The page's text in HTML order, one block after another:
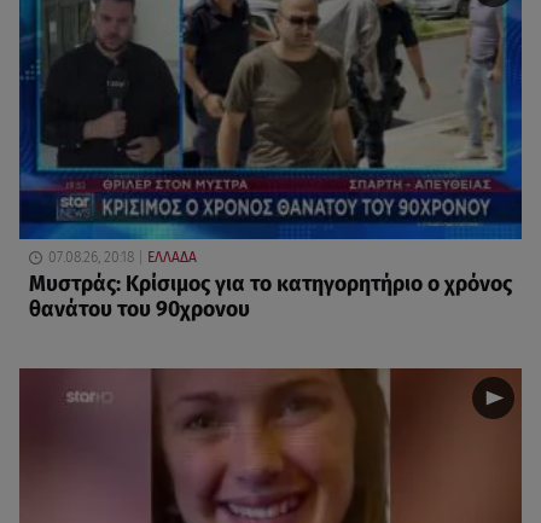
07.08.26, 20:18 ΕΛΛΑΔΑ
Μυστράς: Κρίσιμος για το κατηγορητήριο ο χρόνος
θανάτου του 90χρονου